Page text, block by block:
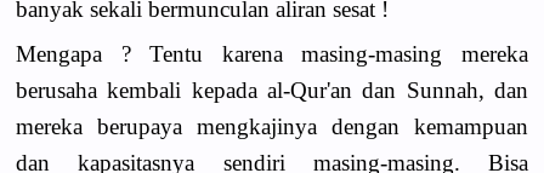
banyak sekali bermunculan aliran sesat !
Mengapa ? Tentu karena masing-masing mereka
berusaha kembali kepada al-Qur'an dan Sunnah, dan
mereka berupaya mengkajinya dengan kemampuan
dan kapasitasnya sendiri masing-masing. Bisa